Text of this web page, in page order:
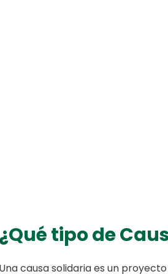
¿Qué tipo de
Una causa solidaria es un